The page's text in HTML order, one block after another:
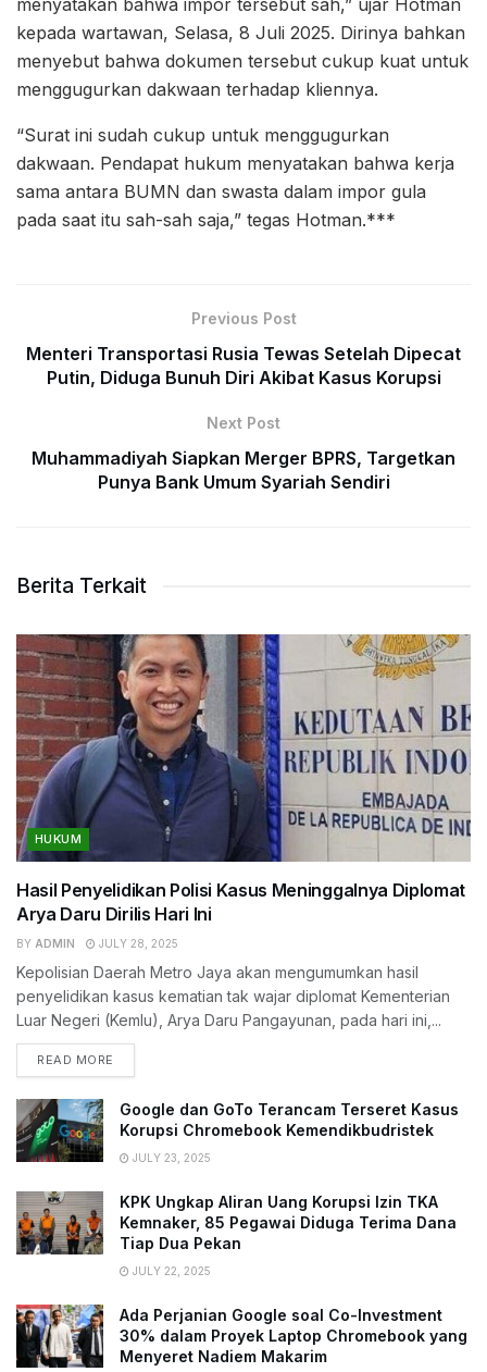
menyatakan bahwa impor tersebut sah,” ujar Hotman
kepada wartawan, Selasa, 8 Juli 2025. Dirinya bahkan
menyebut bahwa dokumen tersebut cukup kuat untuk
menggugurkan dakwaan terhadap kliennya.
“Surat ini sudah cukup untuk menggugurkan
dakwaan. Pendapat hukum menyatakan bahwa kerja
sama antara BUMN dan swasta dalam impor gula
pada saat itu sah-sah saja,” tegas Hotman.***
Previous Post
Menteri Transportasi Rusia Tewas Setelah Dipecat
Putin, Diduga Bunuh Diri Akibat Kasus Korupsi
Next Post
Muhammadiyah Siapkan Merger BPRS, Targetkan
Punya Bank Umum Syariah Sendiri
Berita Terkait
HUKUM
Hasil Penyelidikan Polisi Kasus Meninggalnya Diplomat
Arya Daru Dirilis Hari Ini
BY ADMIN JULY 28, 2025
Kepolisian Daerah Metro Jaya akan mengumumkan hasil
penyelidikan kasus kematian tak wajar diplomat Kementerian
Luar Negeri (Kemlu), Arya Daru Pangayunan, pada hari ini,...
READ MORE
Google dan GoTo Terancam Terseret Kasus
Korupsi Chromebook Kemendikbudristek
JULY 23, 2025
KPK Ungkap Aliran Uang Korupsi Izin TKA
Kemnaker, 85 Pegawai Diduga Terima Dana
Tiap Dua Pekan
JULY 22, 2025
Ada Perjanian Google soal Co-Investment
30% dalam Proyek Laptop Chromebook yang
Menyeret Nadiem Makarim